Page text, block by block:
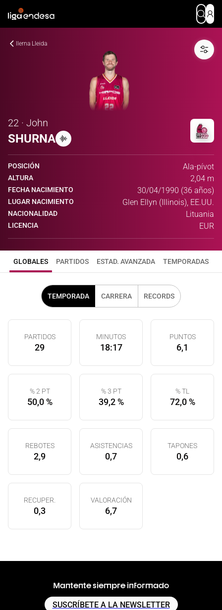
Ilerna Lleida
22 · John
SHURNA
POSICIÓN Ala-pívot
ALTURA 2,04 m
FECHA NACIMIENTO 30/04/1990 (36 años)
LUGAR NACIMIENTO Glen Ellyn (Illinois), EE.UU.
NACIONALIDAD Lituania
LICENCIA EUR
GLOBALES PARTIDOS ESTAD. AVANZADA TEMPORADAS
TEMPORADA CARRERA RECORDS
PARTIDOS
29
MINUTOS
18:17
PUNTOS
6,1
% 2 PT
50,0 %
% 3 PT
39,2 %
% TL
72,0 %
REBOTES
2,9
ASISTENCIAS
0,7
TAPONES
0,6
RECUPER.
0,3
VALORACIÓN
6,7
Mantente siempre informado
SUSCRÍBETE A LA NEWSLETTER